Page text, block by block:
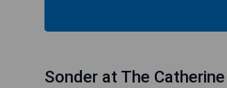
Sonder at The Catherine